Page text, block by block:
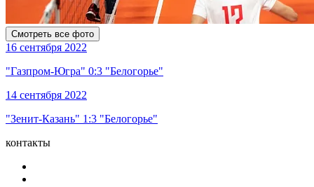
Смотреть все фото
16 сентября 2022
"Газпром-Югра" 0:3 "Белогорье"
14 сентября 2022
"Зенит-Казань" 1:3 "Белогорье"
контакты